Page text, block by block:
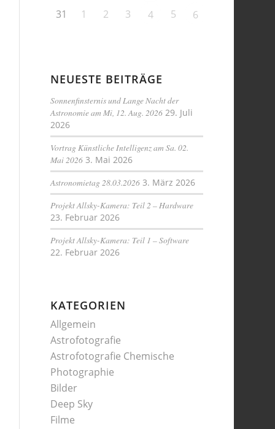
31
1 2 3 4 5 6
NEUESTE BEITRÄGE
Sonnenfinsternis und Lange Nacht der
Astronomie am Mi, 12. Aug. 2026 29. Juli
2026
Vortrag Künstliche Intelligenz am Sa. 02.
Mai 2026 3. Mai 2026
Astronomietag 28.03.2026 3. März 2026
Projekt Allsky-Kamera: Teil 2 – Hardware
23. Februar 2026
Projekt Allsky-Kamera: Teil 1 – Software
22. Februar 2026
KATEGORIEN
Allgemein
Astrofotografie
Astrofotografie Chemische
Photographie
Bilder
Deep Sky
Filme